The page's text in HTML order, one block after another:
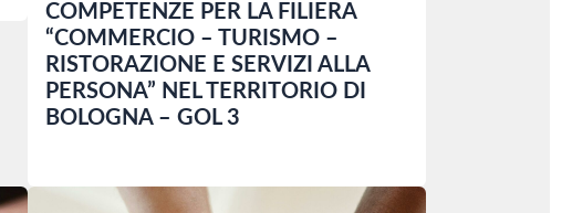
COMPETENZE PER LA FILIERA
“COMMERCIO – TURISMO –
RISTORAZIONE E SERVIZI ALLA
PERSONA” NEL TERRITORIO DI
BOLOGNA – GOL 3